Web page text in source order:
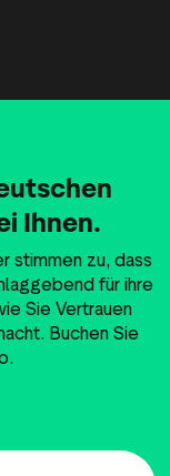
Ihnen.
stimmen zu, dass
für ihre
Sie Vertrauen
Buchen Sie